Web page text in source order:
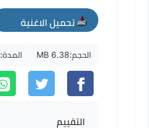
تحميل الاغنية
mp3
الحجم:6.38 MB المدة:
التقييم